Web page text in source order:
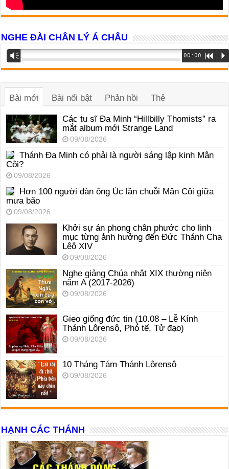
NGHE ĐÀI CHÂN LÝ Á CHÂU
Trình
phát
âm
Vm 00:00 R P
Bài mới Bài nổi bật Phản hồi Thẻ
Các tu sĩ Đa Minh “Hillbilly Thomists” ra
mắt album mới Strange Land
09/08/2026
Thánh Đa Minh có phải là người sáng lập kinh Mân
Côi?
09/08/2026
Hơn 100 người đàn ông Úc lần chuỗi Mân Côi giữa
mưa bão
09/08/2026
Khởi sự án phong chân phước cho linh
mục từng ảnh hưởng đến Đức Thánh Cha
Lêô XIV
09/08/2026
Nghe giảng Chúa nhật XIX thường niên
năm A (2017-2026)
09/08/2026
Gieo giống đức tin (10.08 – Lễ Kính
Thánh Lôrensô, Phó tế, Tử đạo)
09/08/2026
10 Tháng Tám Thánh Lôrensô
09/08/2026
HẠNH CÁC THÁNH